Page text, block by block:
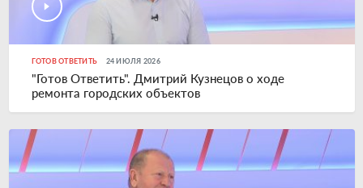
ГОТОВ ОТВЕТИТЬ 24 ИЮЛЯ 2026
"Готов Ответить". Дмитрий Кузнецов о ходе
ремонта городских объектов